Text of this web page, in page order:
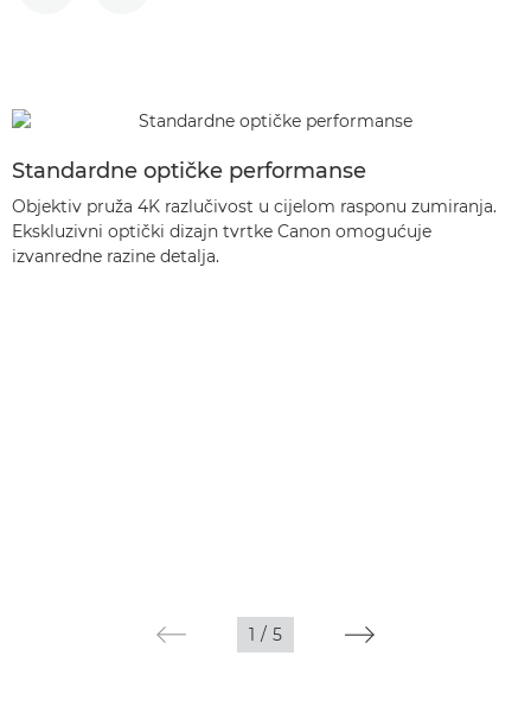
Standardne optičke performanse
Objektiv pruža 4K razlučivost u cijelom rasponu zumiranja.
Ekskluzivni optički dizajn tvrtke Canon omogućuje
izvanredne razine detalja.
1 / 5